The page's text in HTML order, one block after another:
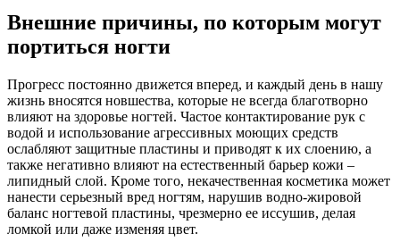
Внешние причины, по которым могут
портиться ногти
Прогресс постоянно движется вперед, и каждый день в нашу
жизнь вносятся новшества, которые не всегда благотворно
влияют на здоровье ногтей. Частое контактирование рук с
водой и использование агрессивных моющих средств
ослабляют защитные пластины и приводят к их слоению, а
также негативно влияют на естественный барьер кожи –
липидный слой. Кроме того, некачественная косметика может
нанести серьезный вред ногтям, нарушив водно-жировой
баланс ногтевой пластины, чрезмерно ее иссушив, делая
ломкой или даже изменяя цвет.